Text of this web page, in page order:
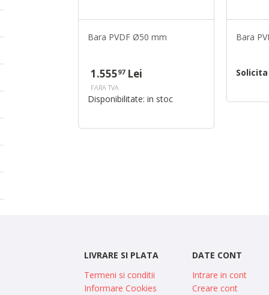
Bara PVDF Ø50 mm
1.55597Lei
FARA TVA
Disponibilitate: in stoc
Bara
LIVRARE SI PLATA
Termeni si conditii
Informare Cookies
DATE CONT
Intrare in cont
Creare cont